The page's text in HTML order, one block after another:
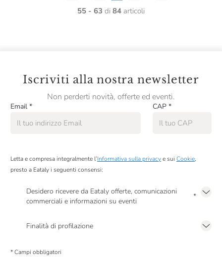
55 - 63 di 84 articoli
Iscriviti alla nostra newsletter
Non perderti novità, offerte ed eventi.
Email * CAP *
Letta e compresa integralmente l’Informativa sulla privacye sui Cookie,
presto a Eataly i seguenti consensi:
Desidero ricevere da Eataly offerte, comunicazioni
commerciali e informazioni su eventi
*
Finalità di profilazione
comunicazioni commerciali personalizzate, in caso di consenso prestato ai
* Campi obbligatori